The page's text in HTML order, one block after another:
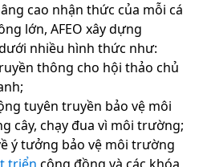
cao nhận thức của mỗi cá
lớn, AFEO xây dựng
nhiều hình thức như:
thông cho hội thảo chủ
tuyên truyền bảo vệ môi
cây, chạy đua vì môi trường;
ý tưởng bảo vệ môi trường